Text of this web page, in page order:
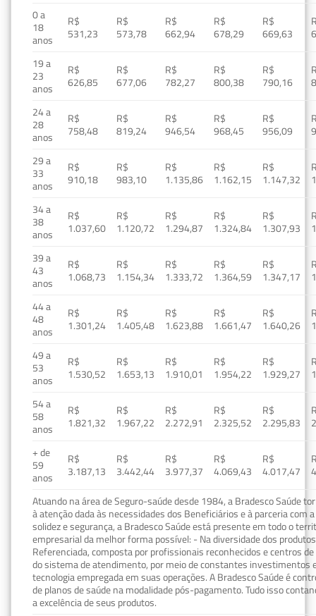
0 a
18
anos
R$
531,23
R$
573,78
R$
662,94
R$
678,29
R$
669,63
19 a
23
anos
R$
626,85
R$
677,06
R$
782,27
R$
800,38
R$
790,16
24 a
28
anos
R$
758,48
R$
819,24
R$
946,54
R$
968,45
R$
956,09
29 a
33
anos
R$
910,18
R$
983,10
R$
1.135,86
R$
1.162,15
R$
1.147,32
34 a
38
anos
R$
1.037,60
R$
1.120,72
R$
1.294,87
R$
1.324,84
R$
1.307,93
39 a
43
anos
R$
1.068,73
R$
1.154,34
R$
1.333,72
R$
1.364,59
R$
1.347,17
44 a
48
anos
R$
1.301,24
R$
1.405,48
R$
1.623,88
R$
1.661,47
R$
1.640,26
49 a
53
anos
R$
1.530,52
R$
1.653,13
R$
1.910,01
R$
1.954,22
R$
1.929,27
54 a
58
anos
R$
1.821,32
R$
1.967,22
R$
2.272,91
R$
2.325,52
R$
2.295,83
+ de
59
anos
R$
3.187,13
R$
3.442,44
R$
3.977,37
R$
4.069,43
R$
4.017,47
Atuando na área de Seguro-saúde desde 1984, a Bradesco Saúde
à atenção dada às necessidades dos Beneficiários e à parceria com
solidez e segurança, a Bradesco Saúde está presente em todo o
empresarial da melhor forma possível: - Na diversidade dos
Referenciada, composta por profissionais reconhecidos e centros
do sistema de atendimento, por meio de constantes investimentos
tecnologia empregada em suas operações. A Bradesco Saúde é
de planos de saúde na modalidade pós-pagamento. Tudo isso
a excelência de seus produtos.